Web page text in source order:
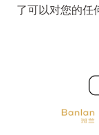
了可以对您的任